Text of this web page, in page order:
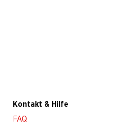
Kontakt & Hilfe
FAQ